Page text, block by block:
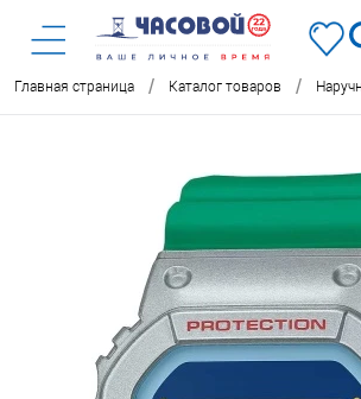
Главная страница / Каталог товаров /